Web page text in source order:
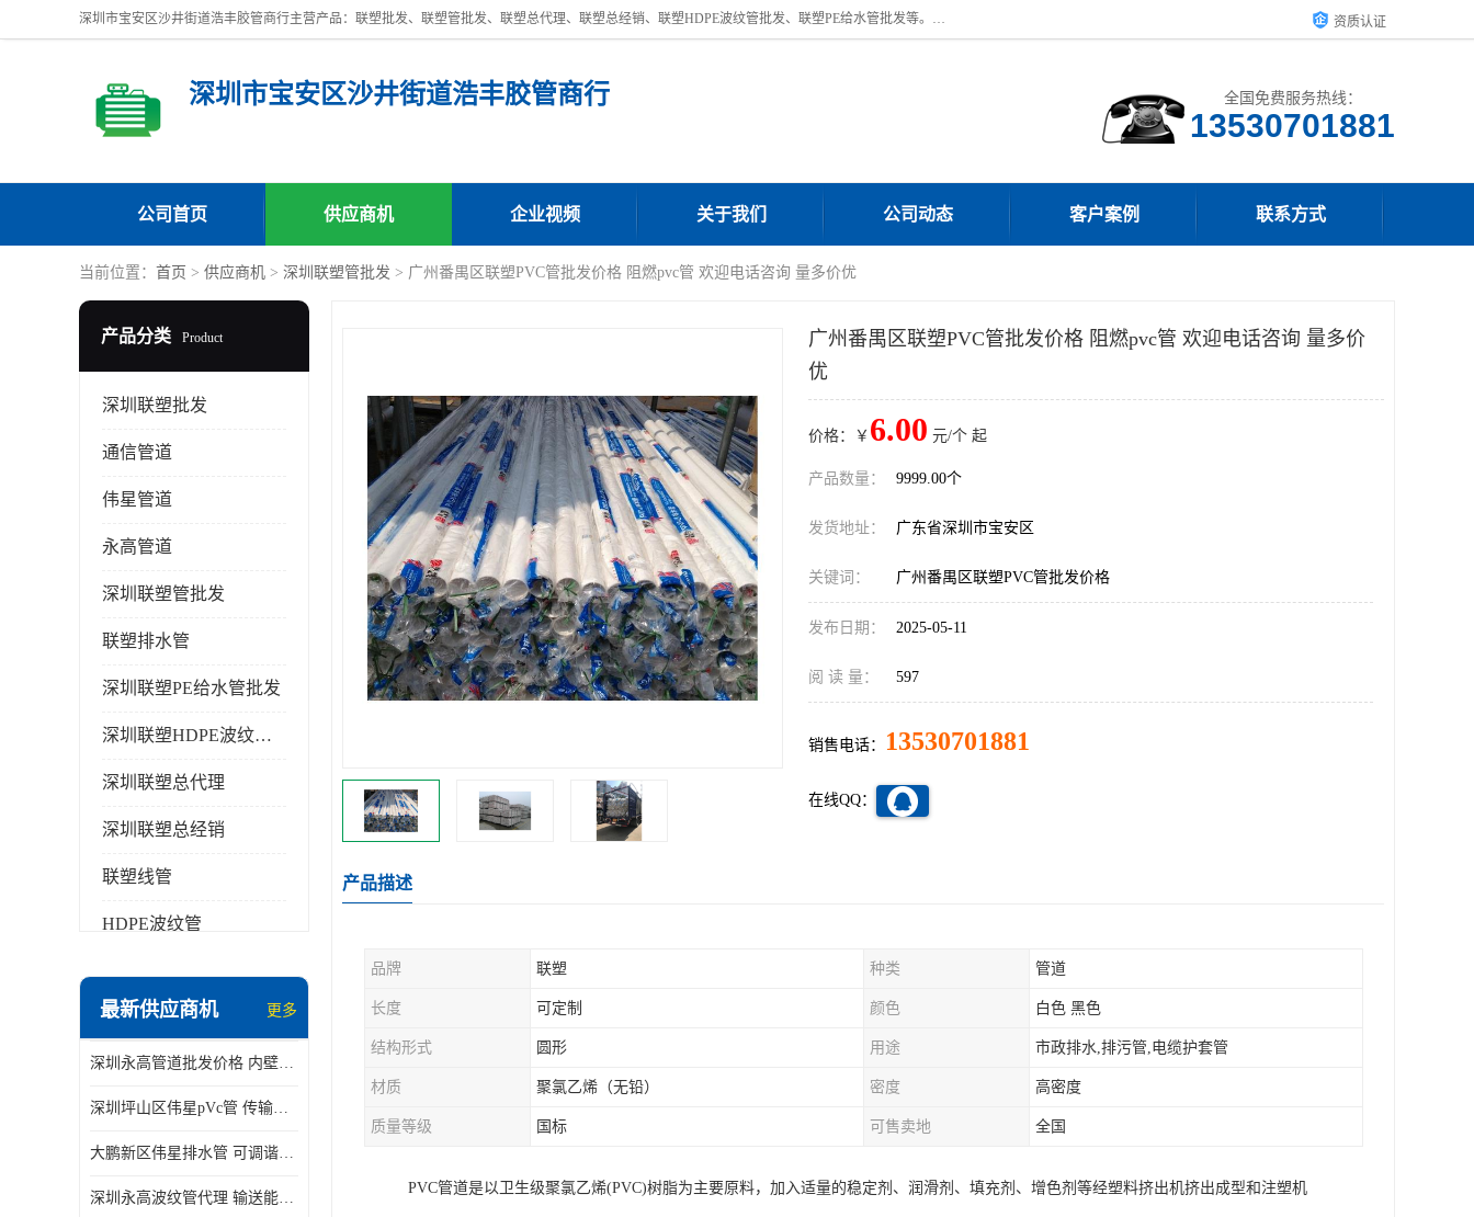
深圳市宝安区沙井街道浩丰胶管商行主营产品：联塑批发、联塑管批发、联塑总代理、联塑总经销、联塑HDPE波纹管批发、联塑PE给水管批发等。凭借服务以及多年的勤奋拼搏，发展成为一家销售各种管材管件，绝缘电工套管及配件等系列产品的贸易公司。公司秉承“顾客至上，锐意进取”的经营理念，坚持“客户至上”原则为广大客户提供的服务。欢迎惠顾！ 资质认证
深圳市宝安区沙井街道浩丰胶管商行 全国免费服务热线：
公司首页 供应商机 企业视频 关于我们 公司动态 客户案例 联系方式
当前位置： 首页 > 供应商机 > 深圳联塑管批发 > 广州番禺区联塑PVC管批发价格 阻燃pvc管 欢迎电话咨询 量多价优
产品分类 Product
深圳联塑批发
通信管道
伟星管道
永高管道
深圳联塑管批发
联塑排水管
深圳联塑PE给水管批发
深圳联塑HDPE波纹管批发
深圳联塑总代理
深圳联塑总经销
联塑线管
HDPE波纹管
最新供应商机 更多
深圳永高管道批发价格 内壁光滑 抗震性能好
深圳坪山区伟星pVc管 传输损耗小 频率稳定性好
大鹏新区伟星排水管 可调谐性好 大功率 效率高
深圳永高波纹管代理 输送能力强 可以承受高温
广州番禺区联塑PVC管批发价格 阻燃pvc管 欢迎电话咨询 量多价
优
价格：￥ 6.00 元/个 起
产品数量： 9999.00个
发货地址： 广东省深圳市宝安区
关键词： 广州番禺区联塑PVC管批发价格
发布日期： 2025-05-11
阅 读 量： 597
销售电话： 13530701881
在线QQ：
产品描述
品牌 联塑 种类 管道
长度 可定制 颜色 白色 黑色
结构形式 圆形 用途 市政排水,排污管,电缆护套管
材质 聚氯乙烯（无铅） 密度 高密度
质量等级 国标 可售卖地 全国
PVC管道是以卫生级聚氯乙烯(PVC)树脂为主要原料，加入适量的稳定剂、润滑剂、填充剂、增色剂等经塑料挤出机挤出成型和注塑机